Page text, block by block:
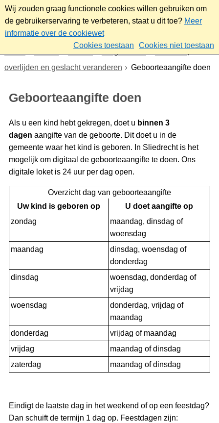
Wij zouden graag functionele cookies willen gebruiken om
de gebruikerservaring te verbeteren, staat u dit toe? Meer
informatie over de cookiewet
Cookies toestaan
Cookies niet toestaan
Wonen Burgerzaken
Geboorte,
overlijden en geslacht veranderen
Geboorteaangifte doen
Geboorteaangifte doen
Als u een kind hebt gekregen, doet u binnen 3
dagen aangifte van de geboorte. Dit doet u in de
gemeente waar het kind is geboren. In Sliedrecht is het
mogelijk om digitaal de geboorteaangifte te doen. Ons
digitale loket is 24 uur per dag open.
Overzicht dag van geboorteaangifte
Uw kind is geboren op
U doet aangifte op
zondag
maandag, dinsdag of
woensdag
maandag
dinsdag, woensdag of
donderdag
dinsdag
woensdag, donderdag of
vrijdag
woensdag
donderdag, vrijdag of
maandag
donderdag
vrijdag of maandag
vrijdag
maandag of dinsdag
zaterdag
maandag of dinsdag
Eindigt de laatste dag in het weekend of op een feestdag?
Dan schuift de termijn 1 dag op. Feestdagen zijn: